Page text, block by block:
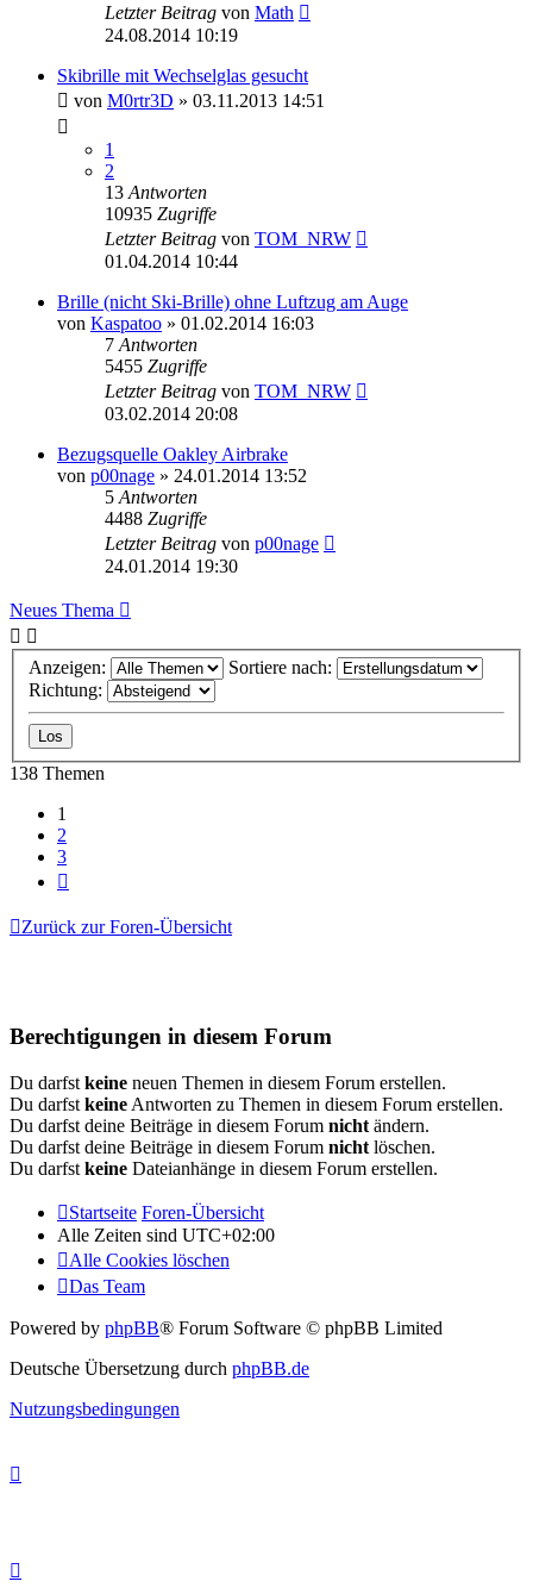
Letzter Beitrag von Math
24.08.2014 10:19
Skibrille mit Wechselglas gesucht
von M0rtr3D » 03.11.2013 14:51
1
2
13 Antworten
10935 Zugriffe
Letzter Beitrag von TOM_NRW
01.04.2014 10:44
Brille (nicht Ski-Brille) ohne Luftzug am Auge
von Kaspatoo » 01.02.2014 16:03
7 Antworten
5455 Zugriffe
Letzter Beitrag von TOM_NRW
03.02.2014 20:08
Bezugsquelle Oakley Airbrake
von p00nage » 24.01.2014 13:52
5 Antworten
4488 Zugriffe
Letzter Beitrag von p00nage
24.01.2014 19:30
Neues Thema
Anzeigen:
Sortiere nach:
Richtung:
138 Themen
1
2
3
Zurück zur Foren-Übersicht
Berechtigungen in diesem Forum
Du darfst keine neuen Themen in diesem Forum erstellen.
Du darfst keine Antworten zu Themen in diesem Forum erstellen.
Du darfst deine Beiträge in diesem Forum nicht ändern.
Du darfst deine Beiträge in diesem Forum nicht löschen.
Du darfst keine Dateianhänge in diesem Forum erstellen.
Startseite Foren-Übersicht
Alle Zeiten sind UTC+02:00
Alle Cookies löschen
Das Team
Powered by phpBB® Forum Software © phpBB Limited
Deutsche Übersetzung durch phpBB.de
Nutzungsbedingungen